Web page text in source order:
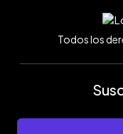
Todos los